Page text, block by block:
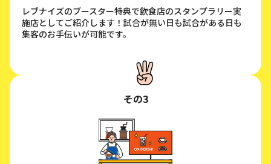
レブナイズのブースター特典で飲食店のスタンプラリー実
施店としてご紹介します！試合が無い日も試合がある日も
集客のお手伝いが可能です。
その3